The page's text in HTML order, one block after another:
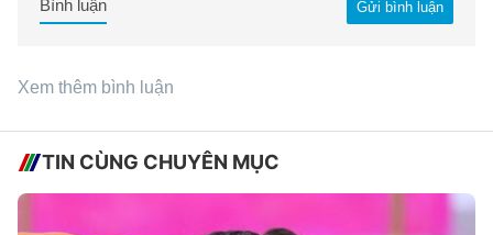
Gửi bình luận
Bình luận
Xem thêm bình luận
TIN CÙNG CHUYÊN MỤC